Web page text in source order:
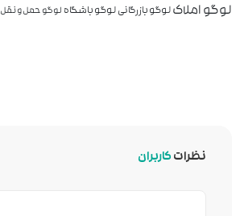
لوگو املاکلوگو بازرگانیلوگو باشگاه لوگو حمل و نقل
نظراتکاربران